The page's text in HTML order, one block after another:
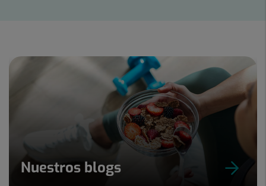
Nuestros blogs